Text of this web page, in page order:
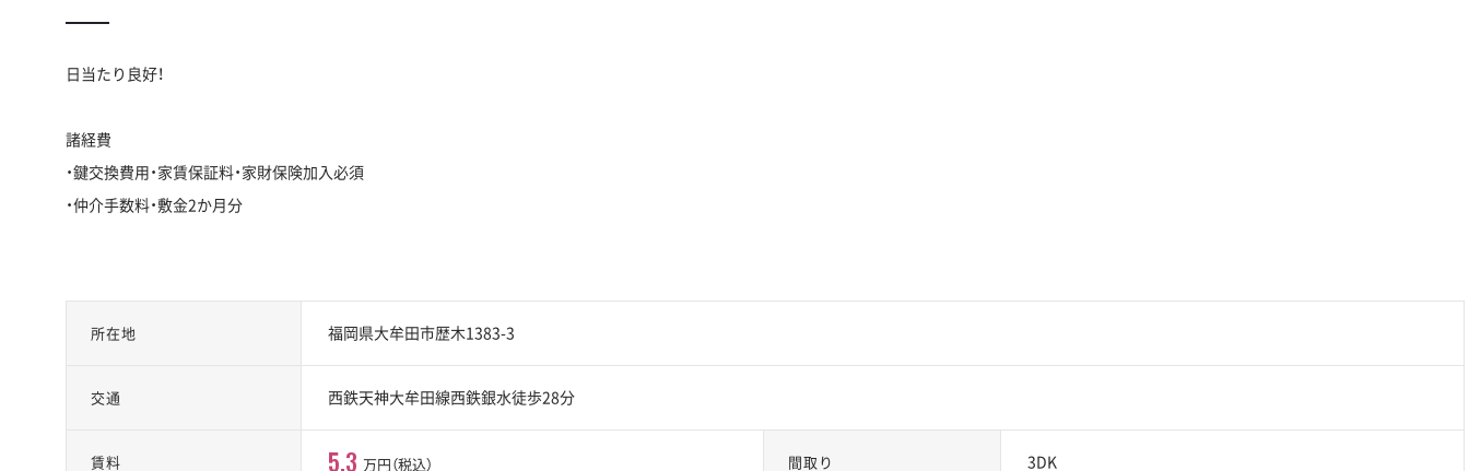
日当たり良好！
諸経費
・鍵交換費用・家賃保証料・家財保険加入必須
・仲介手数料・敷金2か月分
所在地 福岡県大牟田市歴木1383-3
交通 西鉄天神大牟田線西鉄銀水徒歩28分
賃料 5.3 万円（税込） 間取り 3DK